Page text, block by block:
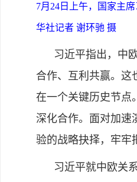
7月24日上午，国家主
华社记者 谢环驰 摄
习近平指出，中欧
合作、互利共赢。这
在一个关键历史节点
深化合作。面对加速
验的战略抉择，牢牢
习近平就中欧关系